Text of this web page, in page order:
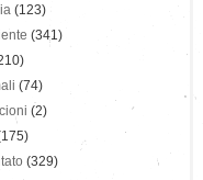
(123)
(341)
(74)
(2)
(329)